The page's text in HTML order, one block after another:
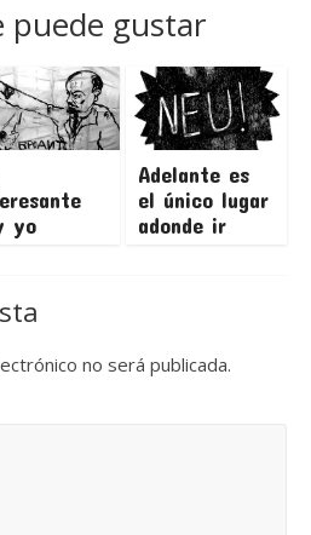
puede gustar
yo
Adelante es
el único lugar
adonde ir
no será publicada.